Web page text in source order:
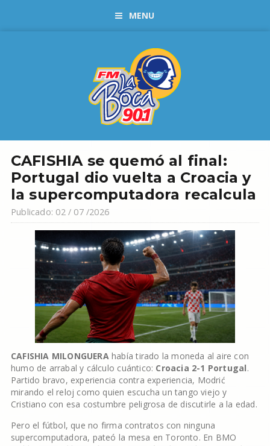
MENU
CAFISHIA se quemó al final:
Portugal dio vuelta a Croacia y
la supercomputadora recalcula
Publicado: 02 / 07 /2026
CAFISHIA MILONGUERAhabía tirado la moneda al aire con
humo de arrabal y cálculo cuántico: Croacia 2-1 Portugal.
Partido bravo, experiencia contra experiencia, Modrić
mirando el reloj como quien escucha un tango viejo y
Cristiano con esa costumbre peligrosa de discutirle a la edad.
Pero el fútbol, que no firma contratos con ninguna
supercomputadora, pateó la mesa en Toronto. En BMO